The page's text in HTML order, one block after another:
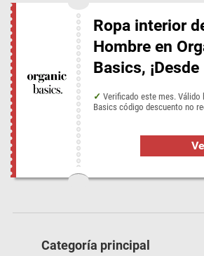
Ropa interior
Hombre en
Basics,
Verificado este mes.
Basics código descuento no
Categoría principal